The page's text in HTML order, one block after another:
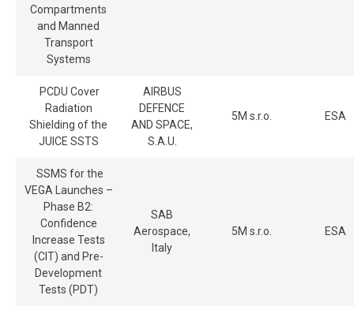
Compartments
and Manned
Transport
Systems
PCDU Cover
Radiation
Shielding of the
JUICE SSTS
AIRBUS
DEFENCE
AND SPACE,
S.A.U.
5M s.r.o. ESA
SSMS for the
VEGA Launches –
Phase B2:
Confidence
Increase Tests
(CIT) and Pre-
Development
Tests (PDT)
SAB
Aerospace,
Italy
5M s.r.o. ESA